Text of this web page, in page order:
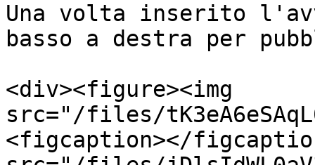
Una volta inserito
basso a destra per
<div><figure><img
src="/files/
<figcaption></